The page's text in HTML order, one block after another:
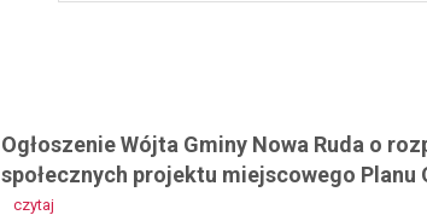
Ogłoszenie Wójta Gminy Nowa Ruda o
społecznych projektu miejscowego Planu
czytaj